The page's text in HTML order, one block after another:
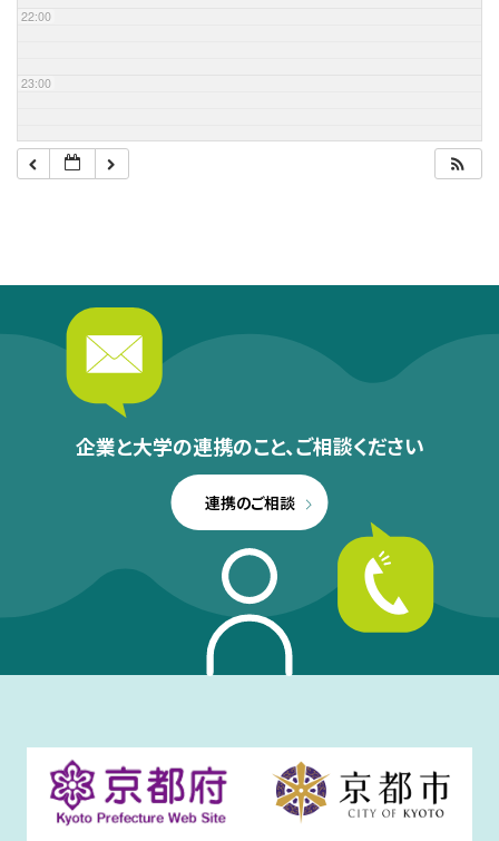
22:00
23:00
企業と大学の連携のこと、ご相談ください
連携のご相談